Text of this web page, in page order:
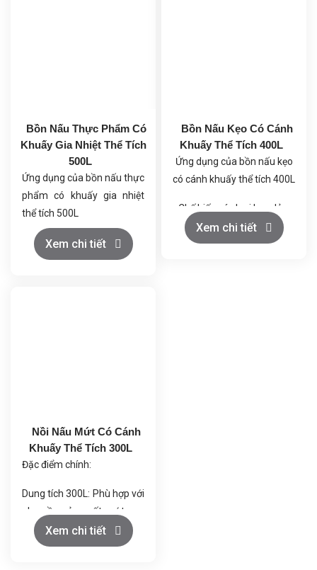
Bồn Nấu Thực Phẩm Có
Khuấy Gia Nhiệt Thể Tích
500L
Ứng dụng của bồn nấu thực
phẩm có khuấy gia nhiệt
thể tích 500L
Chế biến nước sốt, gia vị,
mứt trái cây, siro.
Xem chi tiết
Bồn Nấu Kẹo Có Cánh
Khuấy Thể Tích 400L
Ứng dụng của bồn nấu kẹo
có cánh khuấy thể tích 400L
Chế biến các loại kẹo dẻo,
kẹo cứng, caramel.
Sản xuất các loại mứt kẹo,
Xem chi tiết
Nồi Nấu Mứt Có Cánh
Khuấy Thể Tích 300L
Đặc điểm chính:
Dung tích 300L: Phù hợp với
nhu cầu sản xuất mứt quy
mô lớn.
Cánh khuấy tự động: Khuấy
Xem chi tiết